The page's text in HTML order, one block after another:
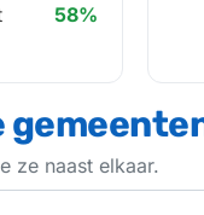
58%
ze naast elkaar.